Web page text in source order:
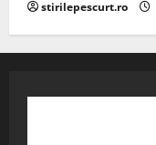
stirilepescurt.ro